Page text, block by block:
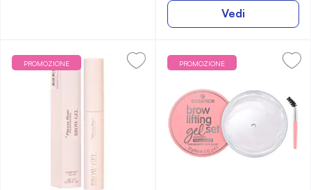
Vedi
PROMOZIONE PROMOZIONE